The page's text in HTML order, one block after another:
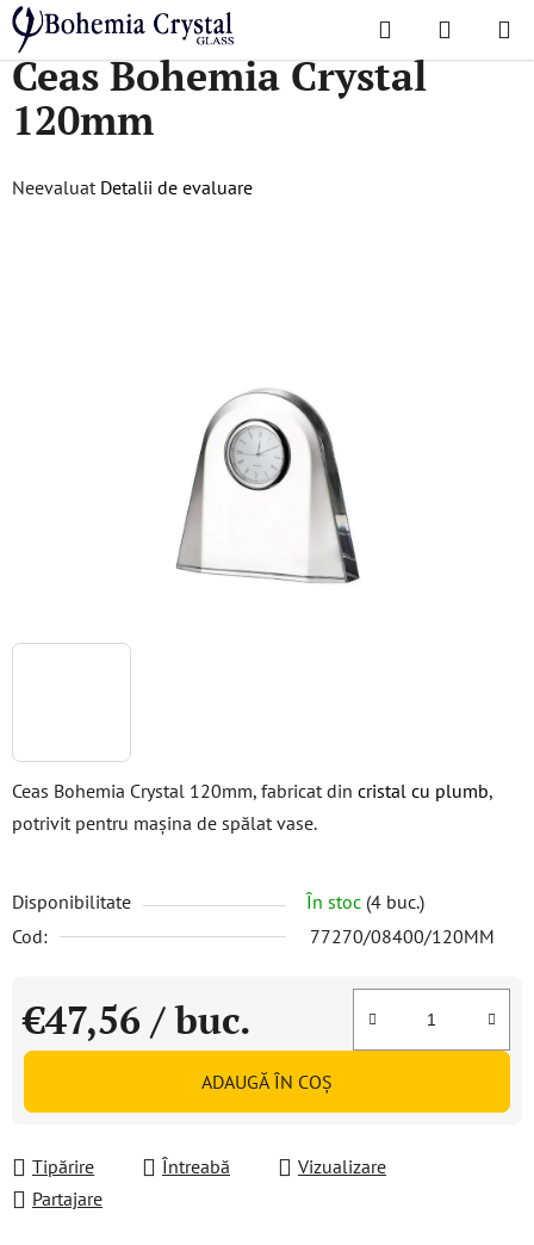
Treci
conținut
Căutare
DE
Acasă
/ Accesorii / Ceas / Ceas Bohemia Crystal 120mm
Ceas Bohemia Crystal 120mm, fabricat din cristal cu plumb,
potrivit pentru mașina de spălat vase.
Disponibilitate În stoc (4 buc.)
Cod:
77270/08400/120MM
€47,56 / buc.
Evaluare preţ:
ADAUGĂ ÎN COŞ
Tipărire Întreabă
Vizualizare
Partajare
Ceas Bohemia Crystal
120mm
Evaluarea
Neevaluat Detalii de evaluare